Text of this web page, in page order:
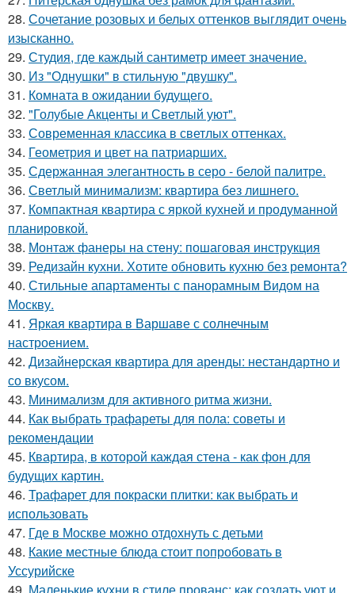
28. Сочетание розовых и белых оттенков выглядит очень
изысканно.
29. Студия, где каждый сантиметр имеет значение.
30. Из "Однушки" в стильную "двушку".
31. Комната в ожидании будущего.
32. "Голубые Акценты и Светлый уют".
33. Современная классика в светлых оттенках.
34. Геометрия и цвет на патриарших.
35. Сдержанная элегантность в серо - белой палитре.
36. Светлый минимализм: квартира без лишнего.
37. Компактная квартира с яркой кухней и продуманной
планировкой.
38. Монтаж фанеры на стену: пошаговая инструкция
39. Редизайн кухни. Хотите обновить кухню без ремонта?
40. Стильные апартаменты с панорамным Видом на
Москву.
41. Яркая квартира в Варшаве с солнечным
настроением.
42. Дизайнерская квартира для аренды: нестандартно и
со вкусом.
43. Минимализм для активного ритма жизни.
44. Как выбрать трафареты для пола: советы и
рекомендации
45. Квартира, в которой каждая стена - как фон для
будущих картин.
46. Трафарет для покраски плитки: как выбрать и
использовать
47. Где в Москве можно отдохнуть с детьми
48. Какие местные блюда стоит попробовать в
Уссурийске